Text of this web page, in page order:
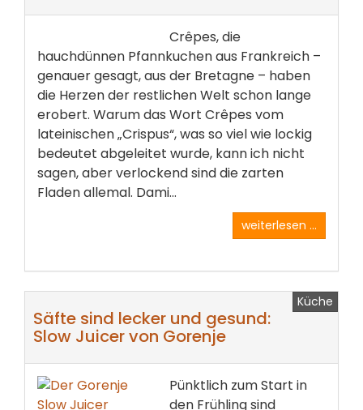
Crêpes, die
hauchdünnen Pfannkuchen aus Frankreich –
genauer gesagt, aus der Bretagne – haben
die Herzen der restlichen Welt schon lange
erobert. Warum das Wort Crêpes vom
lateinischen „Crispus“, was so viel wie lockig
bedeutet abgeleitet wurde, kann ich nicht
sagen, aber verlockend sind die zarten
Fladen allemal. Dami...
weiterlesen ...
Küche
Säfte sind lecker und gesund:
Slow Juicer von Gorenje
Pünktlich zum Start in
den Frühling sind